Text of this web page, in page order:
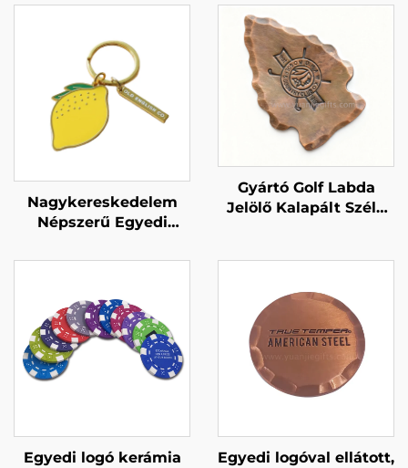
Nagykereskedelem
Népszerű Egyedi
Puha és Kemény
Fém Kulcs Címke
Egyedi Logóval
Ajándékokhoz
Gyártó Golf Labda
Jelölő Kalapált Szélű
Egyedi logó kerámia
Egyedi logóval ellátott,